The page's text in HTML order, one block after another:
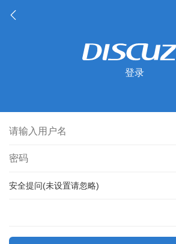
登录
安全提问(未设置请忽略)